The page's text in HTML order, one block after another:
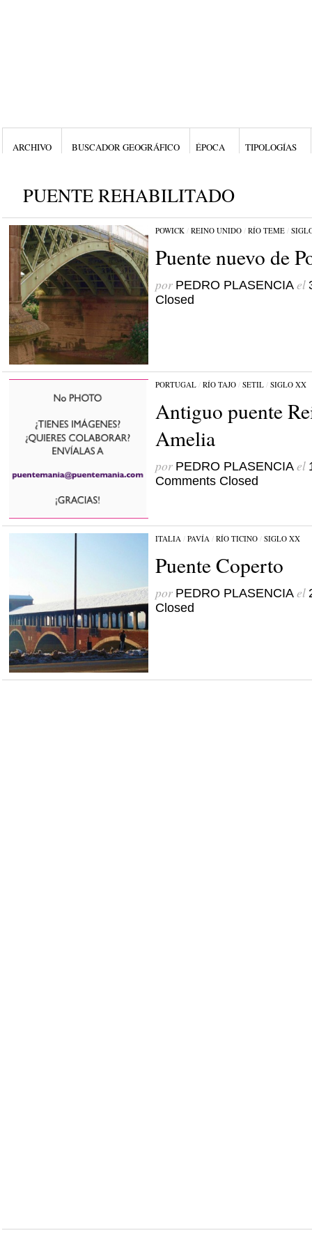
ARCHIVO BUSCADOR GEOGRÁFICO ÉPOCA TIPOLOGÍAS
PUENTE REHABILITADO
POWICK/ REINO UNIDO/ RÍO TEME/
Puente nuevo de
por PEDRO PLASENCIAel
Closed
PORTUGAL/ RÍO TAJO/ SETIL/ SIGLO XX
Antiguo puente
Amelia
por PEDRO PLASENCIAel
Comments Closed
ITALIA/ PAVÍA/ RÍO TICINO/ SIGLO XX
Puente Coperto
por PEDRO PLASENCIAel
Closed